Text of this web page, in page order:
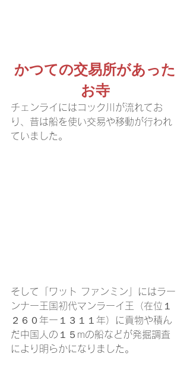
かつての交易所があった
お寺
チェンライにはコック川が流れてお
り、昔は船を使い交易や移動が行われ
ていました。
そして「ワット ファンミン」にはラー
ンナー王国初代マンラーイ王（在位１
２６０年ー１３１１年）に貢物や積ん
だ中国人の１５mの船などが発掘調査
により明らかになりました。